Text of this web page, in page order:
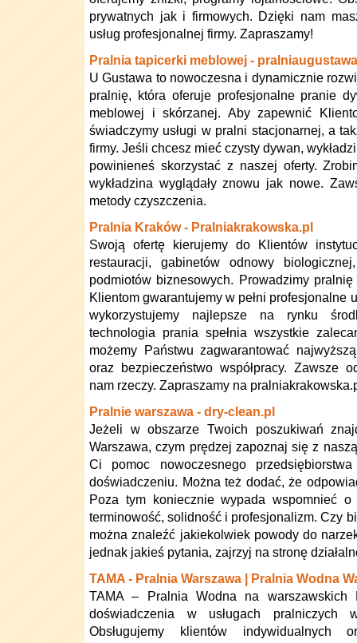
prywatnych jak i firmowych. Dzięki nam
usług profesjonalnej firmy. Zapraszamy!
Pralnia tapicerki meblowej -
U Gustawa to nowoczesna i dynamicznie
pralnię, która oferuje profesjonalne pranie
meblowej i skórzanej. Aby zapewnić
świadczymy usługi w pralni stacjonarnej, a
firmy. Jeśli chcesz mieć czysty dywan,
powinieneś skorzystać z naszej oferty.
wykładzina wyglądały znowu jak nowe.
metody czyszczenia.
Pralnia Kraków - Pralniakrakowska.pl
Swoją ofertę kierujemy do Klientów
restauracji, gabinetów odnowy
podmiotów biznesowych. Prowadzimy
Klientom gwarantujemy w pełni profesjonalne
wykorzystujemy najlepsze na rynku
technologia prania spełnia wszystkie
możemy Państwu zagwarantować
oraz bezpieczeństwo współpracy. Zawsze
nam rzeczy. Zapraszamy na
Pralnie warszawa - dry-clean.pl
Jeżeli w obszarze Twoich poszukiwań
Warszawa, czym prędzej zapoznaj się z
Ci pomoc nowoczesnego
doświadczeniu. Można też dodać, że
Poza tym koniecznie wypada wspomnieć
terminowość, solidność i profesjonalizm. Czy
można znaleźć jakiekolwiek powody do
jednak jakieś pytania, zajrzyj na stronę
TAMA - Pralnia Warszawa | Pralnia Wodna
TAMA – Pralnia Wodna na
doświadczenia w usługach pralniczych
Obsługujemy klientów indywidualnych